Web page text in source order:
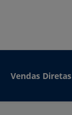
Vendas Diretas